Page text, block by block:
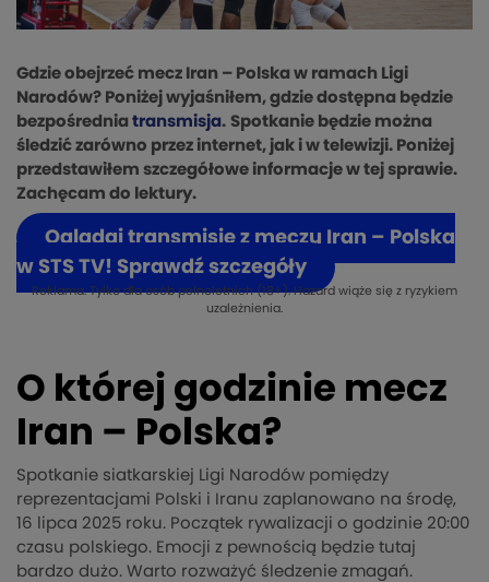
Gdzie obejrzeć mecz Iran – Polska w ramach Ligi
Narodów? Poniżej wyjaśniłem, gdzie dostępna będzie
bezpośrednia transmisja. Spotkanie będzie można
śledzić zarówno przez internet, jak i w telewizji. Poniżej
przedstawiłem szczegółowe informacje w tej sprawie.
Zachęcam do lektury.
Oglądaj transmisję z meczu Iran – Polska
w STS TV! Sprawdź szczegóły
Reklama. Tylko dla osób pełnoletnich (18+). Hazard wiąże się z ryzykiem
uzależnienia.
O której godzinie mecz
Iran – Polska?
Spotkanie siatkarskiej Ligi Narodów pomiędzy
reprezentacjami Polski i Iranu zaplanowano na środę,
16 lipca 2025 roku. Początek rywalizacji o godzinie 20:00
czasu polskiego. Emocji z pewnością będzie tutaj
bardzo dużo. Warto rozważyć śledzenie zmagań.